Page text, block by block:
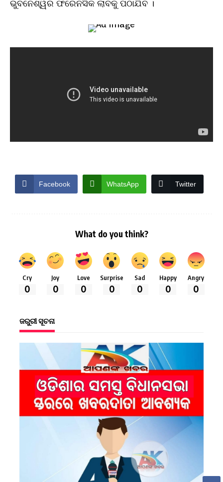
ଭୁବନେଶ୍ୱର ଫରେନସିକ ଲାବକୁ ପଠାଯିବ ।
Facebook WhatsApp Twitter
What do you think?
Cry
0
Joy
0
Love
0
Surprise
0
Sad
0
Happy
0
Angry
0
ଜରୁରୀ ସୂଚନା